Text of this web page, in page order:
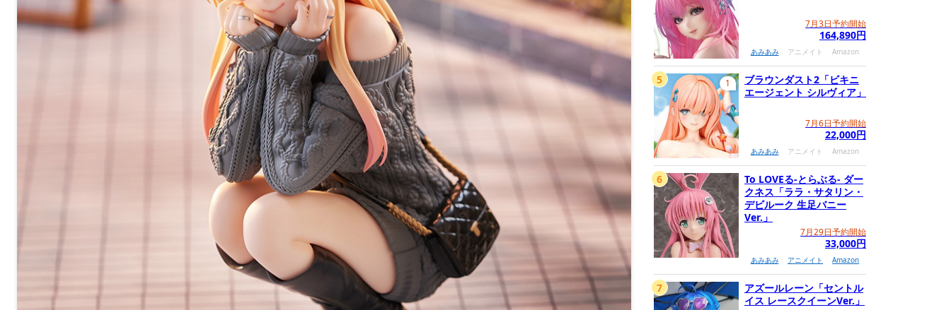
7月3日予約開始
164,890円
あみあみ アニメイト Amazon
ブラウンダスト2「ビキニ
エージェント シルヴィア」
7月6日予約開始
22,000円
あみあみ アニメイト Amazon
1
5
To LOVEる-とらぶる- ダー
クネス「ララ・サタリン・
デビルーク 生足バニー
Ver.」
7月29日予約開始
33,000円
あみあみ アニメイト Amazon
6
アズールレーン「セントル
イス レースクイーンVer.」
7